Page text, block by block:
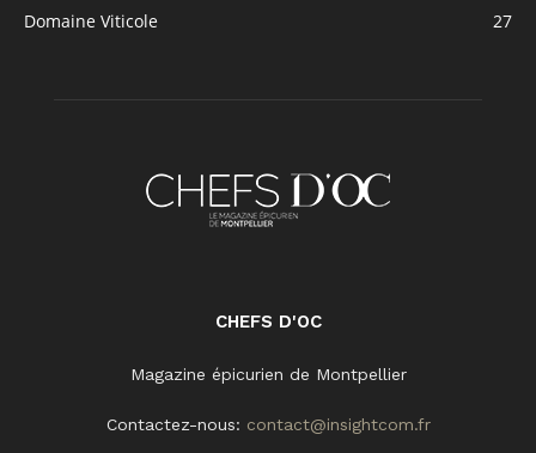
Domaine Viticole
27
CHEFS D'OC
Magazine épicurien de Montpellier
Contactez-nous: contact@insightcom.fr